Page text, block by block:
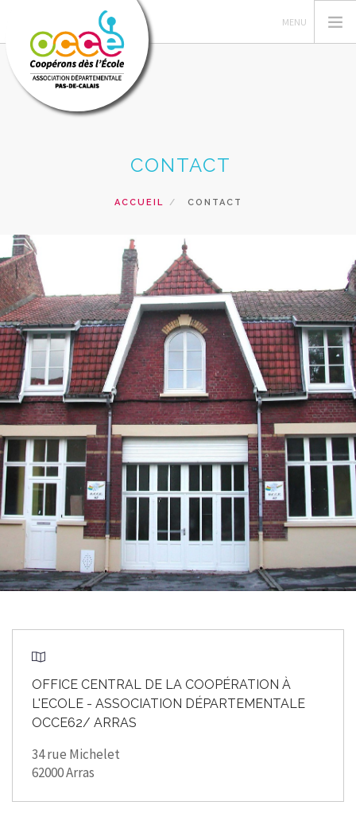
GERER SA COOPERATIVE
FORMATIONS
RECHERCHER
CONTACT
CONTACT
ACCUEIL CONTACT
OFFICE CENTRAL DE LA COOPÉRATION À
L'ECOLE - ASSOCIATION DÉPARTEMENTALE
OCCE62/ ARRAS
34 rue Michelet
62000 Arras